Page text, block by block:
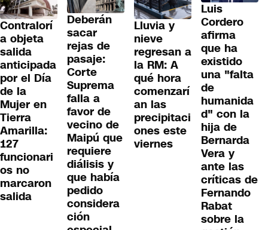
Contralorí
a objeta
salida
anticipada
por el Día
de la
Mujer en
Tierra
Amarilla:
127
funcionari
os no
marcaron
salida
Deberán
sacar
rejas de
pasaje:
Corte
Suprema
falla a
favor de
vecino de
Maipú que
requiere
diálisis y
que había
pedido
considera
ción
Lluvia y
nieve
regresan a
la RM: A
qué hora
comenzarí
an las
precipitaci
ones este
viernes
Luis
Cordero
afirma
que ha
existido
una "falta
de
humanida
d" con la
hija de
Bernarda
Vera y
ante las
críticas de
Fernando
Rabat
sobre la